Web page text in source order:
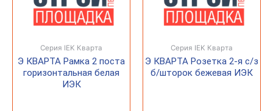
Серия IEK Кварта
Э КВАРТА Рамка 2 поста
горизонтальная белая
ИЭК
Серия IEK Кварта
Э КВАРТА Розетка 2-я с/з
б/шторок бежевая ИЭК